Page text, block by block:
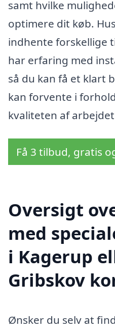
samt hvilke
optimere dit køb.
indhente forskellige
har erfaring med
så du kan få et klart
kan forvente i
kvaliteten af
Få 3 tilbud, gratis
Oversigt
med
i Kagerup
Gribskov
Ønsker du selv at